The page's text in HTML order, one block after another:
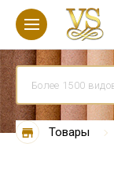
Товары